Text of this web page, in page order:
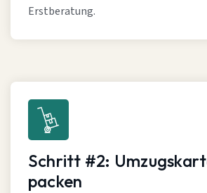
Erstberatung.
Schritt #2:
packen